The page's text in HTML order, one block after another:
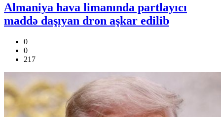
Almaniya hava limanında partlayıcı
maddə daşıyan dron aşkar edilib
0
0
217